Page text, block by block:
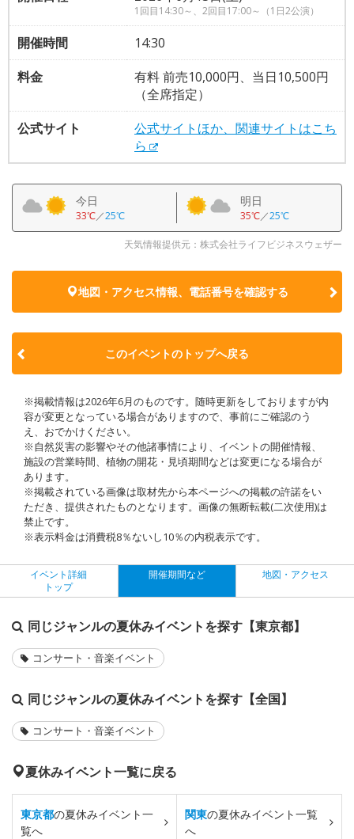
1回目14:30～、2回目17:00～（1日2公演）
開催時間
14:30
料金
有料 前売10,000円、当日10,500円
（全席指定）
公式サイト
公式サイトほか、関連サイトはこち
ら
今日
33℃／25℃
明日
35℃／25℃
天気情報提供元：株式会社ライフビジネスウェザー
地図・アクセス情報、電話番号を確認する
このイベントのトップへ戻る
※掲載情報は2026年6月のものです。随時更新をしておりますが内
容が変更となっている場合がありますので、事前にご確認のう
え、おでかけください。
※自然災害の影響やその他諸事情により、イベントの開催情報、
施設の営業時間、植物の開花・見頃期間などは変更になる場合が
あります。
※掲載されている画像は取材先から本ページへの掲載の許諾をい
ただき、提供されたものとなります。画像の無断転載(二次使用)は
禁止です。
※表示料金は消費税8％ないし10％の内税表示です。
イベント詳細
トップ
開催期間など 地図・アクセス
同じジャンルの夏休みイベントを探す【東京都】
コンサート・音楽イベント
同じジャンルの夏休みイベントを探す【全国】
コンサート・音楽イベント
夏休みイベント一覧に戻る
東京都の夏休みイベント一
覧へ
関東の夏休みイベント一覧
へ